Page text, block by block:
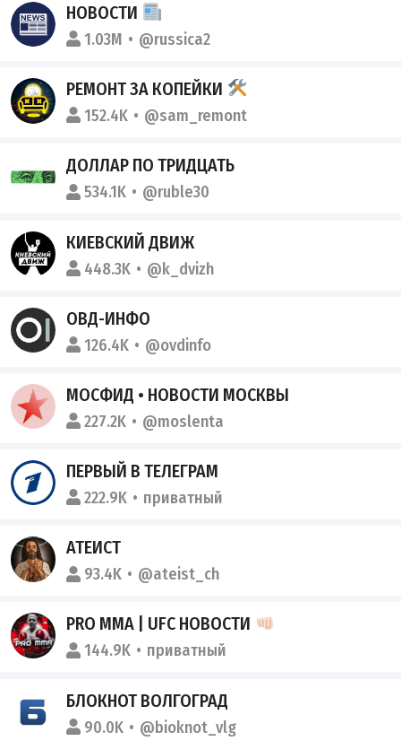
НОВОСТИ
1.03M @russica2
РЕМОНТ ЗА КОПЕЙКИ
152.4K @sam_remont
ДОЛЛАР ПО ТРИДЦАТЬ
534.1K @ruble30
КИЕВСКИЙ ДВИЖ
448.3K @k_dvizh
ОВД-ИНФО
126.4K @ovdinfo
МОСФИД • НОВОСТИ МОСКВЫ
227.2K @moslenta
ПЕРВЫЙ В ТЕЛЕГРАМ
222.9K приватный
АТЕИСТ
93.4K @ateist_ch
PRO MMA | UFC НОВОСТИ
144.9K приватный
БЛОКНОТ ВОЛГОГРАД
90.0K @bioknot_vlg